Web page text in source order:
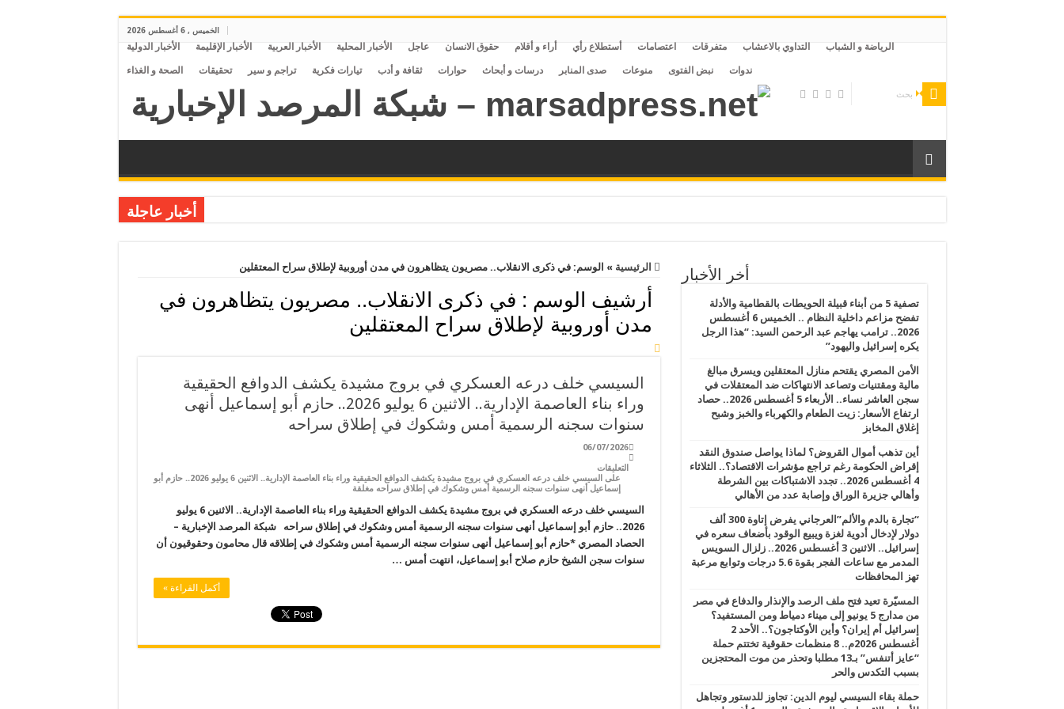
الخميس , 6 أغسطس 2026
الأخبار الدولية الأخبار الإقليمة الأخبار العربية الأخبار المحلية عاجل حقوق الانسان أراء و أقلام أستطلاع رأي اعتصامات متفرقات التداوي بالاعشاب الرياضة و الشباب
الصحة و الغذاء تحقيقات تراجم و سير تيارات فكرية ثقافة و أدب حوارات درسات و أبحاث صدى المنابر منوعات نبض الفتوى ندوات
أخبار عاجلة
المائي”: خطاب بدر عبدالعاطي عن القانون الدولي يصطدم بواقع الملء الأحادي وسد النهضة يراكم المخاطر
الرئيسية » الوسم:في ذكرى الانقلاب.. مصريون يتظاهرون في مدن أوروبية لإطلاق سراح المعتقلين
أرشيف الوسم : في ذكرى الانقلاب.. مصريون يتظاهرون في
مدن أوروبية لإطلاق سراح المعتقلين
السيسي خلف درعه العسكري في بروج مشيدة يكشف الدوافع الحقيقية
وراء بناء العاصمة الإدارية.. الاثنين 6 يوليو 2026.. حازم أبو إسماعيل أنهى
سنوات سجنه الرسمية أمس وشكوك في إطلاق سراحه
06/07/2026
التعليقات
على السيسي خلف درعه العسكري في بروج مشيدة يكشف الدوافع الحقيقية وراء بناء العاصمة الإدارية.. الاثنين 6 يوليو 2026.. حازم أبو
إسماعيل أنهى سنوات سجنه الرسمية أمس وشكوك في إطلاق سراحه مغلقة
السيسي خلف درعه العسكري في بروج مشيدة يكشف الدوافع الحقيقية وراء بناء العاصمة الإدارية.. الاثنين 6 يوليو
2026.. حازم أبو إسماعيل أنهى سنوات سجنه الرسمية أمس وشكوك في إطلاق سراحه شبكة المرصد الإخبارية –
الحصاد المصري *حازم أبو إسماعيل أنهى سنوات سجنه الرسمية أمس وشكوك في إطلاقه قال محامون وحقوقيون أن
سنوات سجن الشيخ حازم صلاح أبو إسماعيل، انتهت أمس …
أكمل القراءة »
أخر الأخبار
تصفية 5 من أبناء قبيلة الحويطات بالقطامية والأدلة
تفضح مزاعم داخلية النظام .. الخميس 6 أغسطس
2026.. ترامب يهاجم عبد الرحمن السيد: “هذا الرجل
يكره إسرائيل واليهود”
الأمن المصري يقتحم منازل المعتقلين ويسرق مبالغ
مالية ومقتنيات وتصاعد الانتهاكات ضد المعتقلات في
سجن العاشر نساء.. الأربعاء 5 أغسطس 2026.. حصاد
ارتفاع الأسعار: زيت الطعام والكهرباء والخبز وشبح
إغلاق المخابز
أين تذهب أموال القروض؟ لماذا يواصل صندوق النقد
إقراض الحكومة رغم تراجع مؤشرات الاقتصاد؟.. الثلاثاء
4 أغسطس 2026.. تجدد الاشتباكات بين الشرطة
وأهالي جزيرة الوراق وإصابة عدد من الأهالي
“تجارة بالدم والألم”العرجاني يفرض إتاوة 300 ألف
دولار لإدخال أدوية لغزة ويبيع الوقود بأضعاف سعره في
إسرائيل.. الاثنين 3 أغسطس 2026.. زلزال السويس
المدمر مع ساعات الفجر بقوة 5.6 درجات وتوابع مرعبة
تهز المحافظات
المسيّرة تعيد فتح ملف الرصد والإنذار والدفاع في مصر
من مدارج 5 يونيو إلى ميناء دمياط ومن المستفيد؟
إسرائيل أم إيران؟ وأين الأوكتاجون؟.. الأحد 2
أغسطس 2026م.. 8 منظمات حقوقية تختتم حملة
“عايز أتنفس” بـ13 مطلبا وتحذر من موت المحتجزين
بسبب التكدس والحر
حملة بقاء السيسي ليوم الدين: تجاوز للدستور وتجاهل